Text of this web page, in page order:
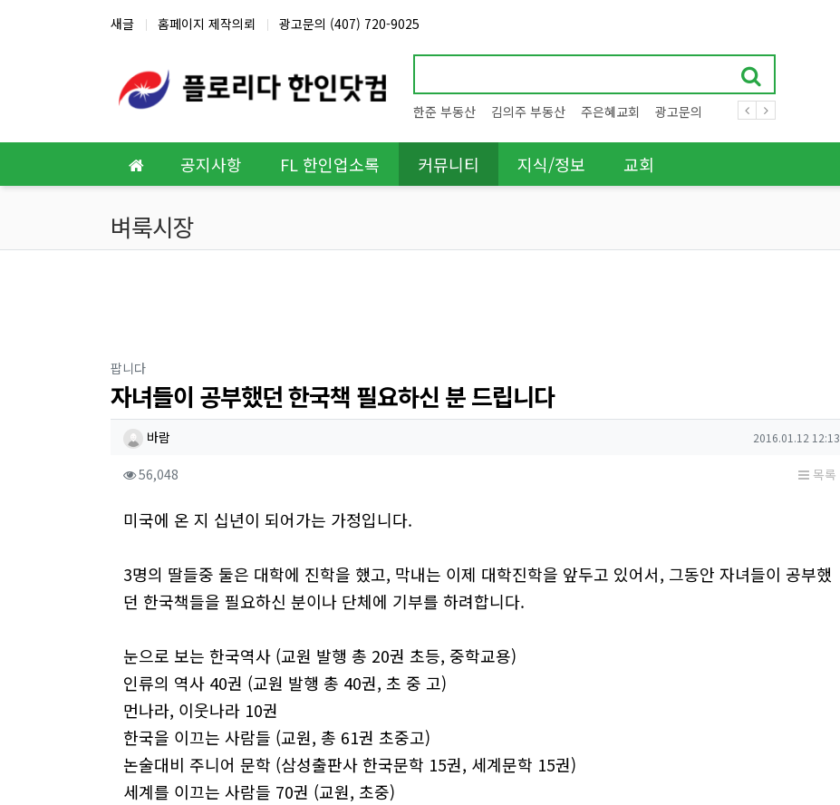
새글 홈페이지 제작의뢰 광고문의 (407) 720-9025
한준 부동산 김의주 부동산 주은혜교회 광고문의
공지사항 FL 한인업소록 커뮤니티 지식/정보 교회
벼룩시장
팝니다분류
자녀들이 공부했던 한국책 필요하신 분 드립니다
작성자 정보
바람 작성일
2016.01.12 12:13
컨텐츠 정보
56,048 목록
본문
미국에 온 지 십년이 되어가는 가정입니다.
3명의 딸들중 둘은 대학에 진학을 했고, 막내는 이제 대학진학을 앞두고 있어서, 그동안 자녀들이 공부했
던 한국책들을 필요하신 분이나 단체에 기부를 하려합니다.
눈으로 보는 한국역사 (교원 발행 총 20권 초등, 중학교용)
인류의 역사 40권 (교원 발행 총 40권, 초 중 고)
먼나라, 이웃나라 10권
한국을 이끄는 사람들 (교원, 총 61권 초중고)
논술대비 주니어 문학 (삼성출판사 한국문학 15권, 세계문학 15권)
세계를 이끄는 사람들 70권 (교원, 초중)